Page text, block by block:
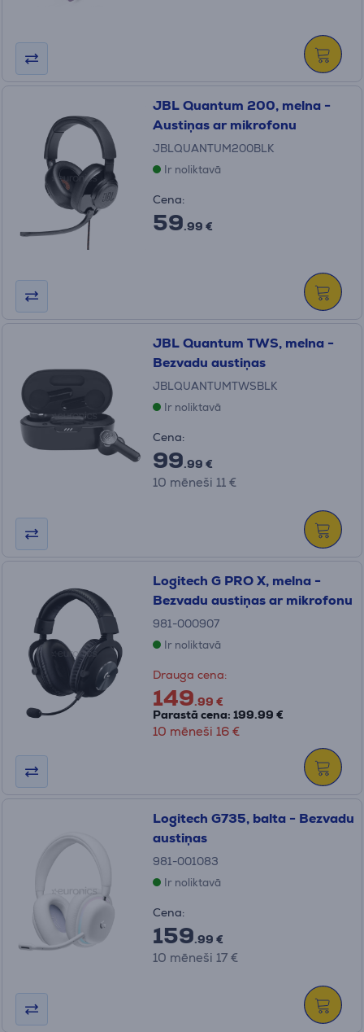
JBL Quantum 200, melna -
Austiņas ar mikrofonu
JBLQUANTUM200BLK
Ir noliktavā
Cena:
59.99 €
JBL Quantum TWS, melna -
Bezvadu austiņas
JBLQUANTUMTWSBLK
Ir noliktavā
Cena:
99.99 €
10 mēneši 11 €
Logitech G PRO X, melna -
Bezvadu austiņas ar mikrofonu
981-000907
Ir noliktavā
Drauga cena:
149.99 €
Parastā cena: 199.99 €
10 mēneši 16 €
Logitech G735, balta - Bezvadu
austiņas
981-001083
Ir noliktavā
Cena:
159.99 €
10 mēneši 17 €